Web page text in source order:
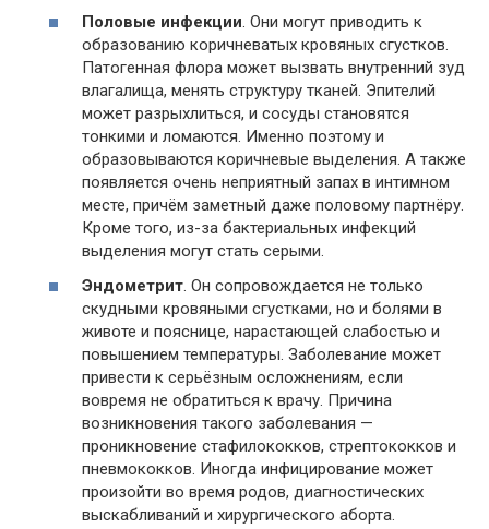
Половые инфекции. Они могут приводить к
образованию коричневатых кровяных сгустков.
Патогенная флора может вызвать внутренний зуд
влагалища, менять структуру тканей. Эпителий
может разрыхлиться, и сосуды становятся
тонкими и ломаются. Именно поэтому и
образовываются коричневые выделения. А также
появляется очень неприятный запах в интимном
месте, причём заметный даже половому партнёру.
Кроме того, из-за бактериальных инфекций
выделения могут стать серыми.
Эндометрит . Он сопровождается не только
скудными кровяными сгустками, но и болями в
животе и пояснице, нарастающей слабостью и
повышением температуры. Заболевание может
привести к серьёзным осложнениям, если
вовремя не обратиться к врачу. Причина
возникновения такого заболевания —
проникновение стафилококков, стрептококков и
пневмококков. Иногда инфицирование может
произойти во время родов, диагностических
выскабливаний и хирургического аборта.